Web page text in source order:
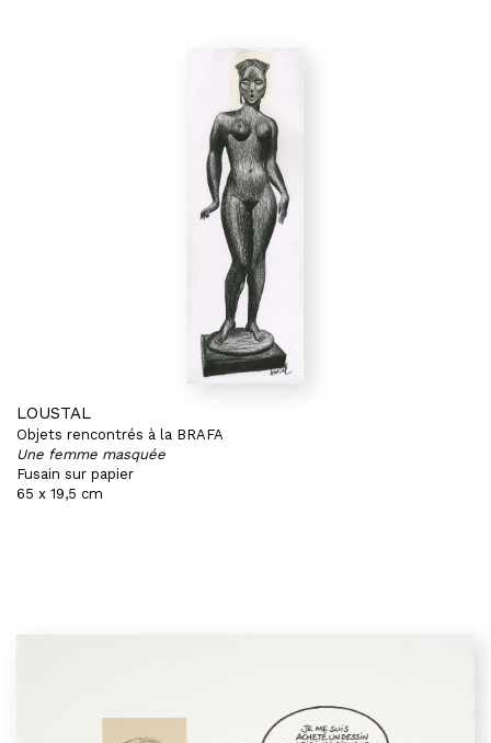
LOUSTAL
Objets rencontrés à la BRAFA
Une femme masquée
Fusain sur papier
65 x 19,5 cm